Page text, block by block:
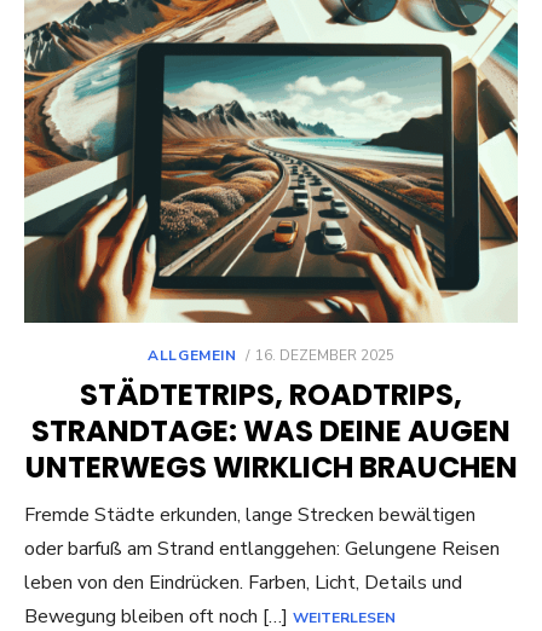
ALLGEMEIN
POSTED
16. DEZEMBER 2025
STÄDTETRIPS, ROADTRIPS,
STRANDTAGE: WAS DEINE AUGEN
UNTERWEGS WIRKLICH BRAUCHEN
Fremde Städte erkunden, lange Strecken bewältigen
oder barfuß am Strand entlanggehen: Gelungene Reisen
leben von den Eindrücken. Farben, Licht, Details und
Bewegung bleiben oft noch […] WEITERLESEN